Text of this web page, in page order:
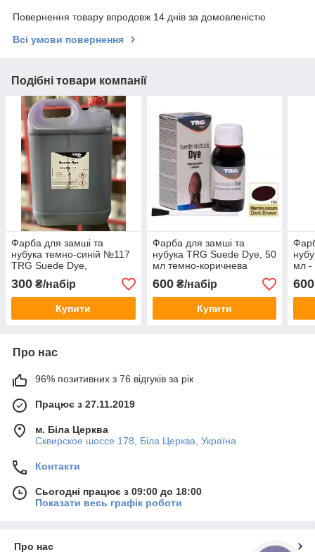
Повернення товару впродовж 14 днів за домовленістю
Всі умови повернення
Подібні товари компанії
Фарба для замші та
нубука темно-синій №117
TRG Suede Dye,
300 ₴/набір
Купити
Фарба для замші та
нубука TRG Suede Dye, 50
мл темно-коричнева
600₴/набір
Купити
мл -
600
Про нас
96% позитивних з 76 відгуків за рік
Працює з 27.11.2019
м. Біла Церква
Сквирское шоссе 178, Біла Церква, Україна
Контакти
Сьогодні працює з 09:00 до 18:00
Показати весь графік роботи
Про нас